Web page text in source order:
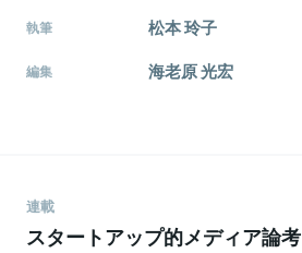
執筆 松本 玲子
編集 海老原 光宏
連載
スタートアップ的メディア論考